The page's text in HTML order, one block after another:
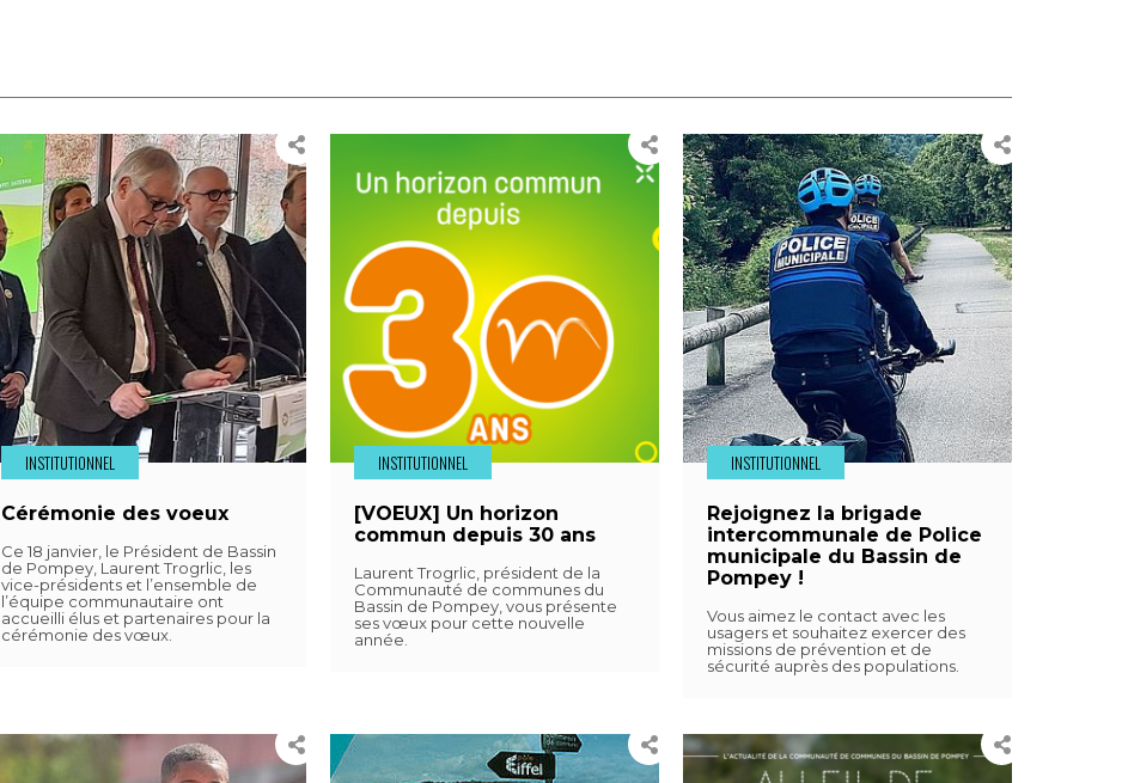
INSTITUTIONNEL
Cérémonie des voeux
Ce 18 janvier, le Président de Bassin
de Pompey, Laurent Trogrlic, les
vice-présidents et l’ensemble de
l’équipe communautaire ont
accueilli élus et partenaires pour la
cérémonie des vœux.
INSTITUTIONNEL
[VOEUX] Un horizon
commun depuis 30 ans
Laurent Trogrlic, président de la
Communauté de communes du
Bassin de Pompey, vous présente
ses vœux pour cette nouvelle
année.
INSTITUTIONNEL
Rejoignez la brigade
intercommunale de Police
municipale du Bassin de
Pompey !
Vous aimez le contact avec les
usagers et souhaitez exercer des
missions de prévention et de
sécurité auprès des populations.